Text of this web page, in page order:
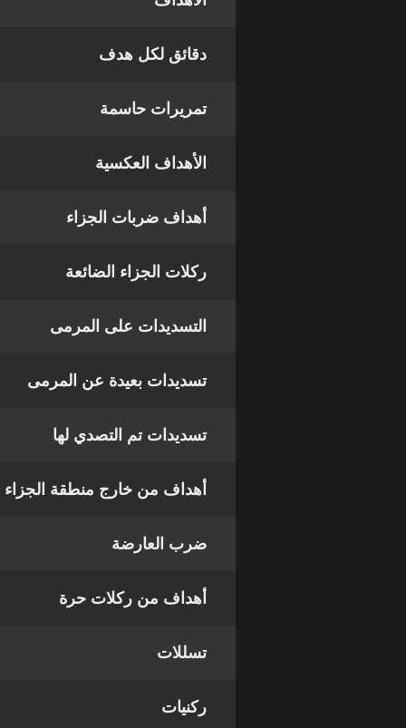
دقائق لكل هدف
تمريرات حاسمة
الأهداف العكسية
أهداف ضربات الجزاء
ركلات الجزاء الضائعة
التسديدات على المرمى
تسديدات بعيدة عن المرمى
تسديدات تم التصدي لها
أهداف من خارج منطقة الجزاء
ضرب العارضة
أهداف من ركلات حرة
تسللات
ركنيات